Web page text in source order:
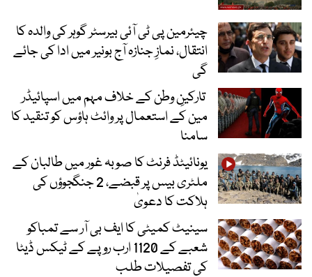
چیئرمین پی ٹی آئی بیرسٹر گوہر کی والدہ کا
انتقال، نمازِ جنازہ آج بونیر میں ادا کی جائے
گی
تارکینِ وطن کے خلاف مہم میں اسپائیڈر
مین کے استعمال پر وائٹ ہاؤس کو تنقید کا
سامنا
یونائیٹڈ فرنٹ کا صوبہ غور میں طالبان کے
ملٹری بیس پر قبضے، 2 جنگجوؤں کی
ہلاکت کا دعویٰ
سینیٹ کمیٹی کا ایف بی آر سے تمباکو
شعبے کے 1120 ارب روپے کے ٹیکس ڈیٹا
کی تفصیلات طلب